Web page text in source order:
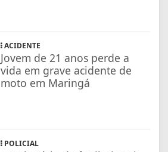
ACIDENTE
Jovem de 21 anos perde a
vida em grave acidente de
moto em Maringá
POLICIAL